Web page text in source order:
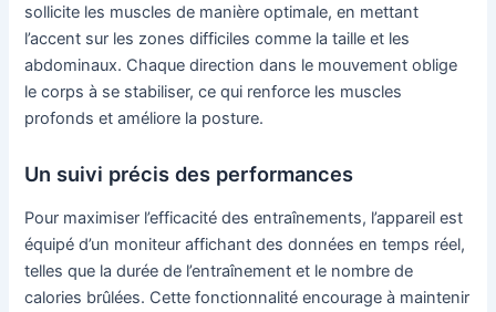
sollicite les muscles de manière optimale, en mettant
l’accent sur les zones difficiles comme la taille et les
abdominaux. Chaque direction dans le mouvement oblige
le corps à se stabiliser, ce qui renforce les muscles
profonds et améliore la posture.
Un suivi précis des performances
Pour maximiser l’efficacité des entraînements, l’appareil est
équipé d’un moniteur affichant des données en temps réel,
telles que la durée de l’entraînement et le nombre de
calories brûlées. Cette fonctionnalité encourage à maintenir